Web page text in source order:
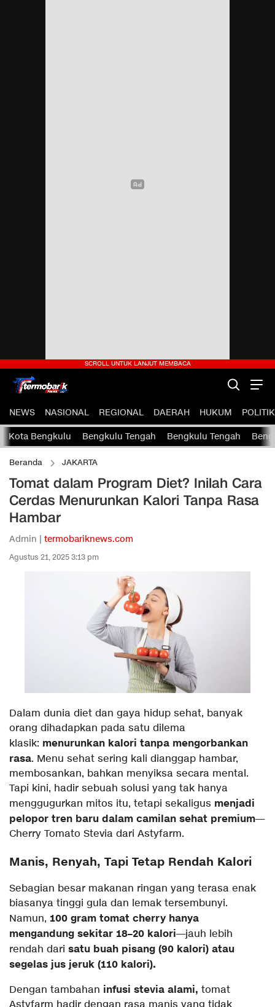
NEWS NASIONAL REGIONAL DAERAH HUKUM POLITIK
Kota Bengkulu Bengkulu Tengah Bengkulu Tengah
Beranda JAKARTA
Tomat dalam Program Diet? Inilah Cara
Cerdas Menurunkan Kalori Tanpa Rasa
Hambar
Admin | termobariknews.com
Agustus 21, 2025 3:13 pm
Dalam dunia diet dan gaya hidup sehat, banyak
orang dihadapkan pada satu dilema
klasik: menurunkan kalori tanpa mengorbankan
rasa. Menu sehat sering kali dianggap hambar,
membosankan, bahkan menyiksa secara mental.
Tapi kini, hadir sebuah solusi yang tak hanya
menggugurkan mitos itu, tetapi sekaligus menjadi
pelopor tren baru dalam camilan sehat premium—
Cherry Tomato Stevia dari Astyfarm.
Manis, Renyah, Tapi Tetap Rendah Kalori
Sebagian besar makanan ringan yang terasa enak
biasanya tinggi gula dan lemak tersembunyi.
Namun, 100 gram tomat cherry hanya
mengandung sekitar 18–20 kalori—jauh lebih
rendah dari satu buah pisang (90 kalori) atau
segelas jus jeruk (110 kalori).
Dengan tambahan infusi stevia alami, tomat